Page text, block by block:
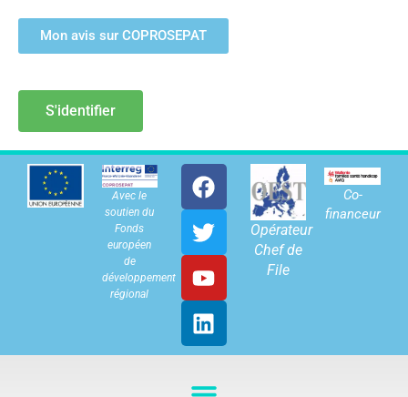
Mon avis sur COPROSEPAT
S'identifier
Avec le
soutien du
Fonds
européen
de
développement
régional
Opérateur
Chef de
File
Co-
financeur